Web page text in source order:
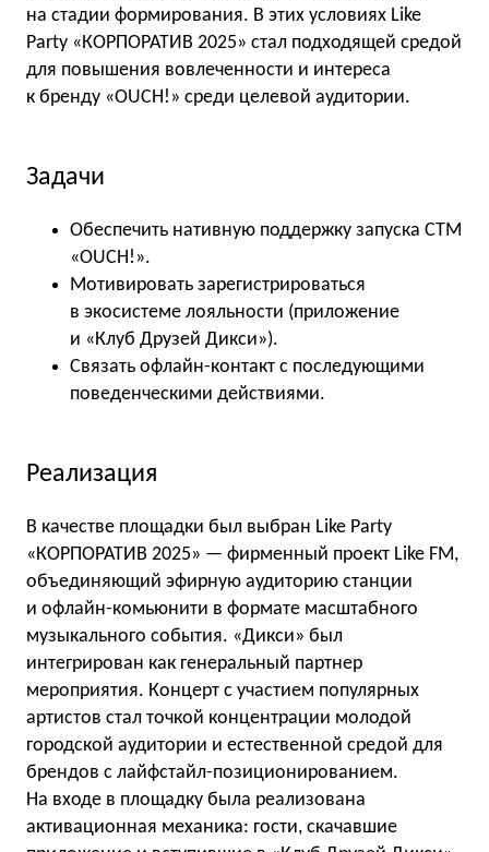
на стадии формирования. В этих условиях Like
Party «КОРПОРАТИВ 2025» стал подходящей средой
для повышения вовлеченности и интереса
к бренду «OUCH!» среди целевой аудитории.
Задачи
Обеспечить нативную поддержку запуска СТМ
«OUCH!».
Мотивировать зарегистрироваться
в экосистеме лояльности (приложение
и «Клуб Друзей Дикси»).
Связать офлайн-контакт с последующими
поведенческими действиями.
Реализация
В качестве площадки был выбран Like Party
«КОРПОРАТИВ 2025» — фирменный проект Like FM,
объединяющий эфирную аудиторию станции
и офлайн-комьюнити в формате масштабного
музыкального события. «Дикси» был
интегрирован как генеральный партнер
мероприятия. Концерт с участием популярных
артистов стал точкой концентрации молодой
городской аудитории и естественной средой для
брендов с лайфстайл-позиционированием.
На входе в площадку была реализована
активационная механика: гости, скачавшие